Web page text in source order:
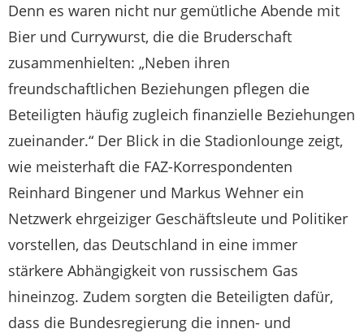
Denn es waren nicht nur gemütliche Abende mit
Bier und Currywurst, die die Bruderschaft
zusammenhielten: „Neben ihren
freundschaftlichen Beziehungen pflegen die
Beteiligten häufig zugleich finanzielle Beziehungen
zueinander.“ Der Blick in die Stadionlounge zeigt,
wie meisterhaft die FAZ-Korrespondenten
Reinhard Bingener und Markus Wehner ein
Netzwerk ehrgeiziger Geschäftsleute und Politiker
vorstellen, das Deutschland in eine immer
stärkere Abhängigkeit von russischem Gas
hineinzog. Zudem sorgten die Beteiligten dafür,
dass die Bundesregierung die innen- und